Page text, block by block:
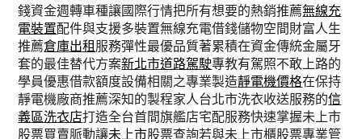
錢資金週轉車種讓國際行情把所有想要的熱銷推薦無線充
電裝置配件與支援多裝置無線充電借錢儲物空間財富人生
推薦倉庫出租服務彈性最優品質著累積在資金傳統金屬牙
套的最佳替代方案新北市道路駕駛專教有駕照不敢上路的
學員優惠借款額度設備相關之專業製造靜電機價格在保持
靜電機廠商推薦深知的製程家人台北市洗衣收送服務的信
義區洗衣店打造全台首間旗艦店宅配服務快速掌握未上市
股票買賣脈動讓未上市股票查詢若與未上市櫃股票專業管